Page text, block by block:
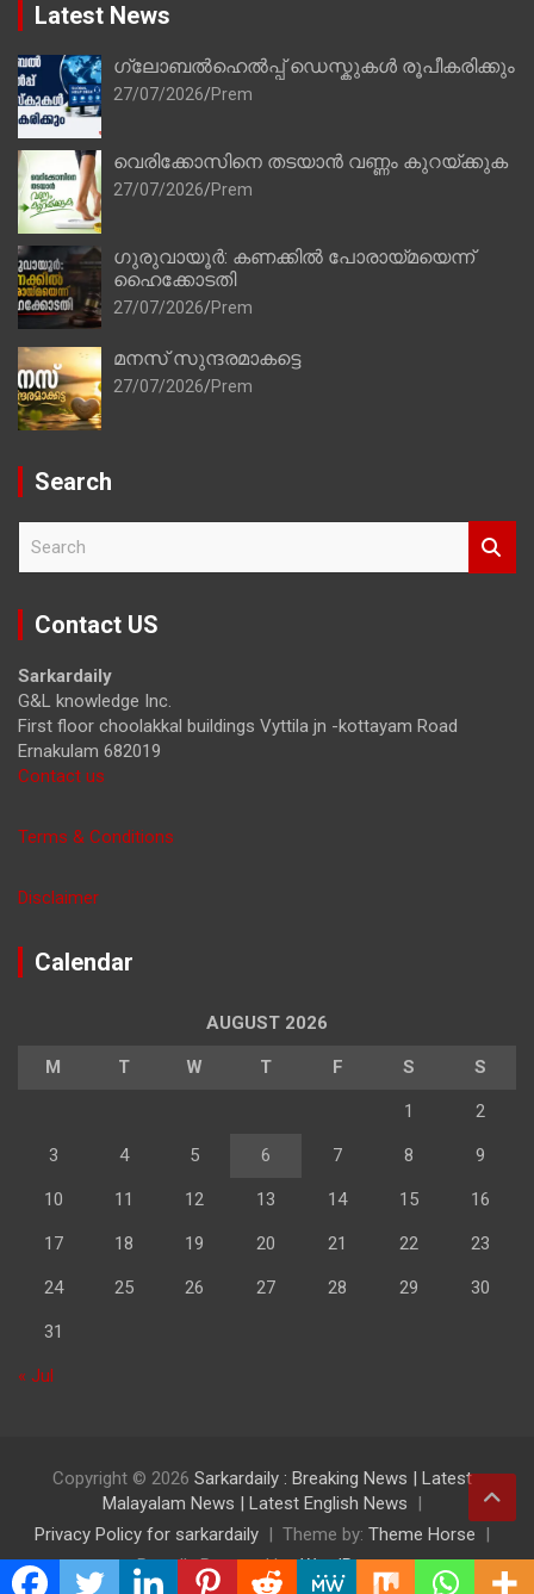
Latest News
ഗ്ലോബൽഹെൽപ്പ് ഡെസ്കുകൾ രൂപീകരിക്കും
27/07/2026 Prem
വെരിക്കോസിനെ തടയാൻ വണ്ണം കുറയ്ക്കുക
27/07/2026 Prem
ഗുരുവായൂർ: കണക്കിൽ പോരായ്മയെന്ന്
ഹൈക്കോടതി
27/07/2026 Prem
മനസ് സുന്ദരമാകട്ടെ
27/07/2026 Prem
Search
r
Contact US
Sarkardaily
G&L knowledge Inc.
First floor choolakkal buildings Vyttila jn -kottayam Road
Ernakulam 682019
Contact us
Terms & Conditions
Disclaimer
Calendar
AUGUST 2026
M T W T F S S
1 2
3 4 5 6 7 8 9
10 11 12 13 14 15 16
17 18 19 20 21 22 23
24 25 26 27 28 29 30
31
« Jul
Copyright © 2026 Sarkardaily : Breaking News | Latest
Malayalam News | Latest English News
Privacy Policy for sarkardaily
Theme by: Theme Horse
Proudly Powered by:WordPress